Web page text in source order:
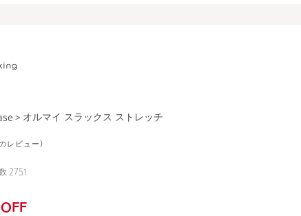
＞オルマイ スラックス ストレッチ
レビュー)
2751